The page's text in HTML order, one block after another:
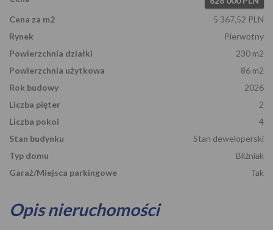
Cena za m2
5 367,52 PLN
Rynek
Pierwotny
Powierzchnia działki
230 m2
Powierzchnia użytkowa
86 m2
Rok budowy
2026
Liczba pięter
2
Liczba pokoi
4
Stan budynku
Stan deweloperski
Typ domu
Bliźniak
Garaż/Miejsca parkingowe
Tak
Opis nieruchomości